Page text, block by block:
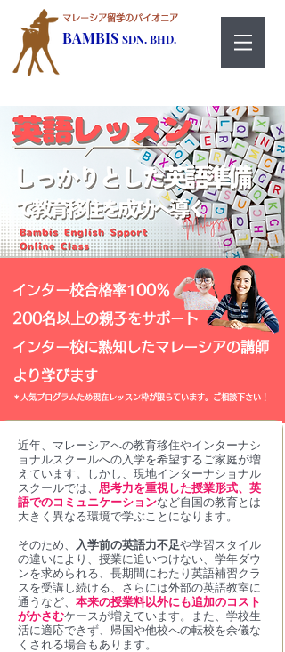
マレーシア留学のパイオニア
BAMBIS SDN. BHD.
​インター校合格率100％
200名以上の親子をサポート
インター校に熟知したマレーシアの講師
より学びます
​＊人気プログラムため現在レッスン枠が限らています。ご相談下さい！
近年、マレーシアへの教育移住やインターナシ
ョナルスクールへの入学を希望するご家庭が増
えています。しかし、現地インターナショナル
スクールでは、 思考力を重視した授業形式、英
語でのコミュニケーションなど自国の教育とは
大きく異なる環境で学ぶことになります。
そのため、 入学前の英語力不足や学習スタイル
の違いにより、授業に追いつけない、学年ダウ
ンを求められる、長期間にわたり英語補習クラ
スを受講し続ける、さらには外部の英語教室に
通うなど、 本来の授業料以外にも追加のコスト
がかさむケースが増えています。また、学校生
活に適応できず、帰国や他校への転校を余儀な
くされる場合もあります。